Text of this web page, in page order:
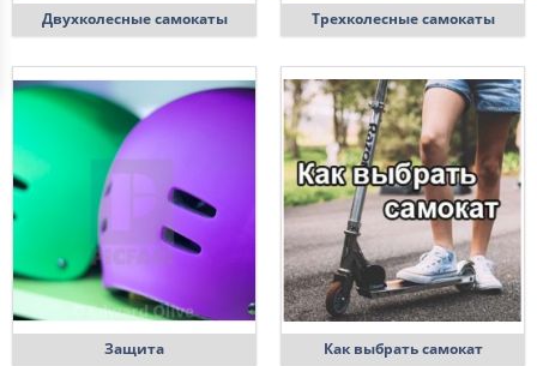
Двухколесные самокаты Трехколесные самокаты
Защита Как выбрать самокат